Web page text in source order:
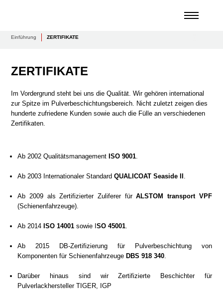
Einführung ZERTIFIKATE
ZERTIFIKATE
Im Vordergrund steht bei uns die Qualität. Wir gehören international
zur Spitze im Pulverbeschichtungsbereich. Nicht zuletzt zeigen dies
hunderte zufriedene Kunden sowie auch die Fülle an verschiedenen
Zertifikaten.
Ab 2002 Qualitätsmanagement ISO 9001.
Ab 2003 Internationaler StandardQUALICOAT Seaside II .
Ab 2009 als Zertifizierter Zuliferer fürALSTOM transport VPF
(Schienenfahrzeuge).
Ab 2014 ISO 14001 sowie ISO 45001.
Ab 2015 DB-Zertifizierung für Pulverbeschichtung von
Komponenten für Schienenfahrzeuge DBS 918 340.
Darüber hinaus sind wir Zertifizierte Beschichter für
Pulverlackhersteller TIGER, IGP